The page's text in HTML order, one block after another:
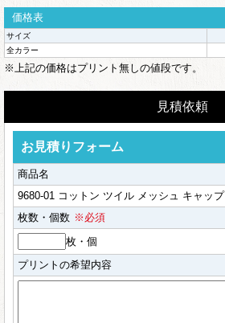
価格表
サイズ
全カラー
※上記の価格はプリント無しの値段です。
見積依頼
お見積りフォーム
商品名
9680-01 コットン ツイル メッシュ キャップ
枚数・個数 ※必須
枚・個
プリントの希望内容